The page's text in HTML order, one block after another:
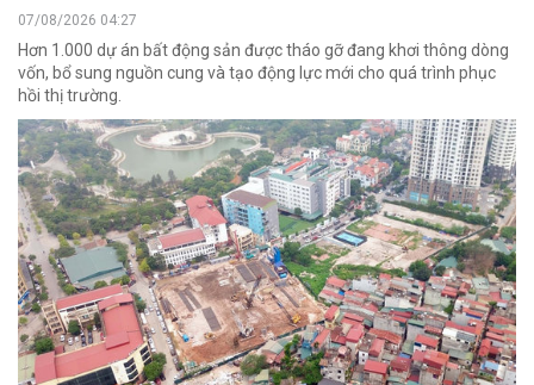
07/08/2026 04:27
Hơn 1.000 dự án bất động sản được tháo gỡ đang khơi thông dòng
vốn, bổ sung nguồn cung và tạo động lực mới cho quá trình phục
hồi thị trường.